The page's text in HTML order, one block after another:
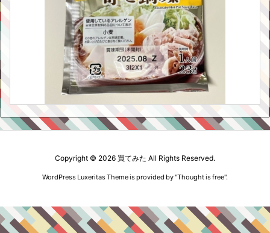
Copyright © 2026 買てみた All Rights Reserved.
WordPress Luxeritas Theme is provided by "Thought is free".